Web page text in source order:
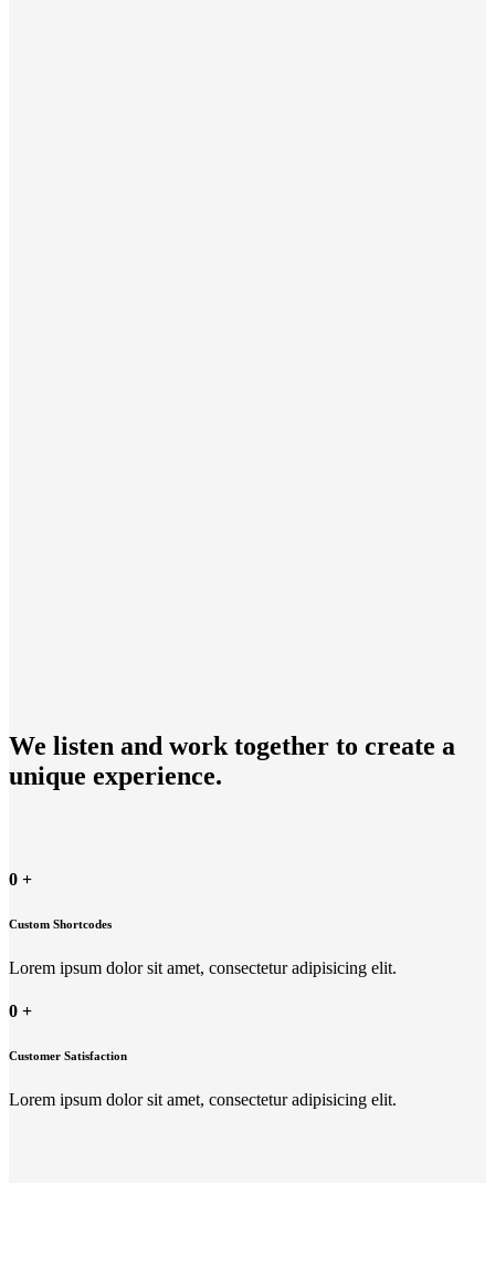
We listen and work together to create a
unique experience.
0 +
Custom Shortcodes
Lorem ipsum dolor sit amet, consectetur adipisicing elit.
0 +
Customer Satisfaction
Lorem ipsum dolor sit amet, consectetur adipisicing elit.